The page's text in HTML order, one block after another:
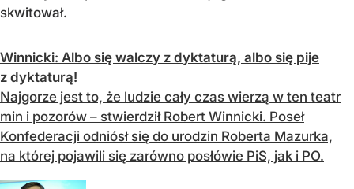
skwitował.
Winnicki: Albo się walczy z dyktaturą, albo się pije
z dyktaturą!
Najgorze jest to, że ludzie cały czas wierzą w ten teatr
min i pozorów – stwierdził Robert Winnicki. Poseł
Konfederacji odniósł się do urodzin Roberta Mazurka,
na której pojawili się zarówno posłówie PiS, jak i PO.